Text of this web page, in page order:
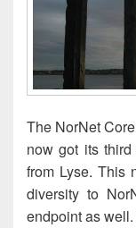
The NorNet
now got its
from Lyse. This
diversity to
endpoint as